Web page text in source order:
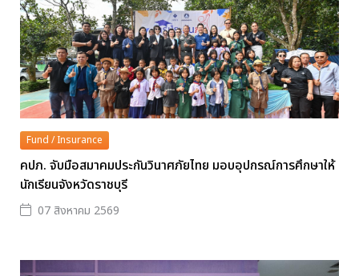
Fund / Insurance
คปภ. จับมือสมาคมประกันวินาศภัยไทย มอบอุปกรณ์การศึกษาให้
นักเรียนจังหวัดราชบุรี
07 สิงหาคม 2569